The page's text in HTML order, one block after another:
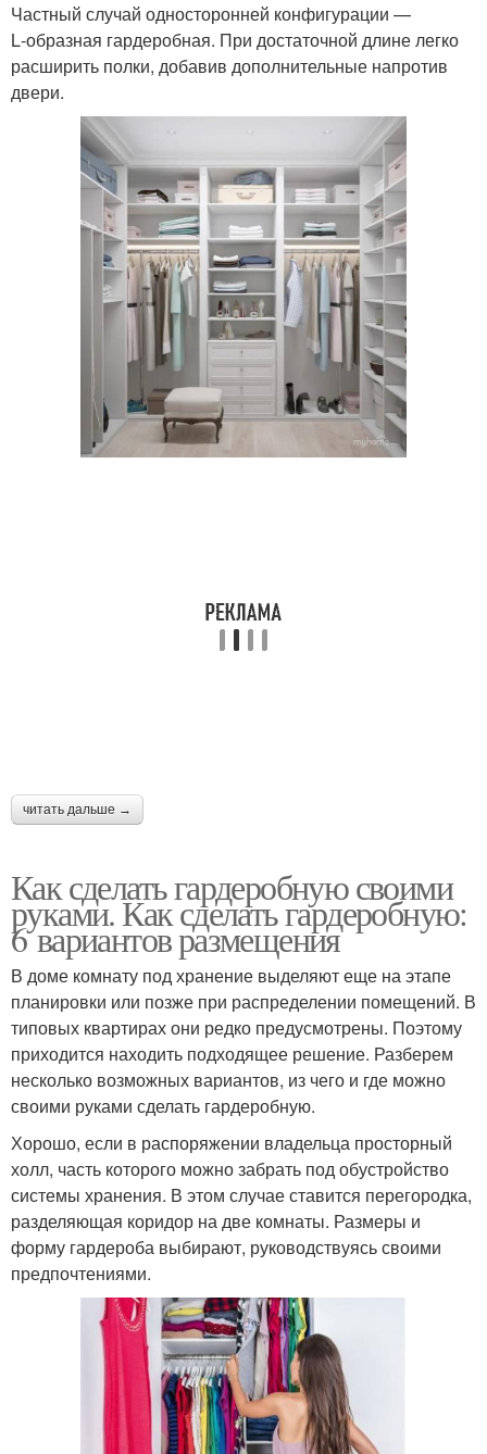
Частный случай односторонней конфигурации —
L‑образная гардеробная. При достаточной длине легко
расширить полки, добавив дополнительные напротив
двери.
читать дальше →
Как сделать гардеробную своими
руками. Как сделать гардеробную:
6 вариантов размещения
В доме комнату под хранение выделяют еще на этапе
планировки или позже при распределении помещений. В
типовых квартирах они редко предусмотрены. Поэтому
приходится находить подходящее решение. Разберем
несколько возможных вариантов, из чего и где можно
своими руками сделать гардеробную.
Хорошо, если в распоряжении владельца просторный
холл, часть которого можно забрать под обустройство
системы хранения. В этом случае ставится перегородка,
разделяющая коридор на две комнаты. Размеры и
форму гардероба выбирают, руководствуясь своими
предпочтениями.